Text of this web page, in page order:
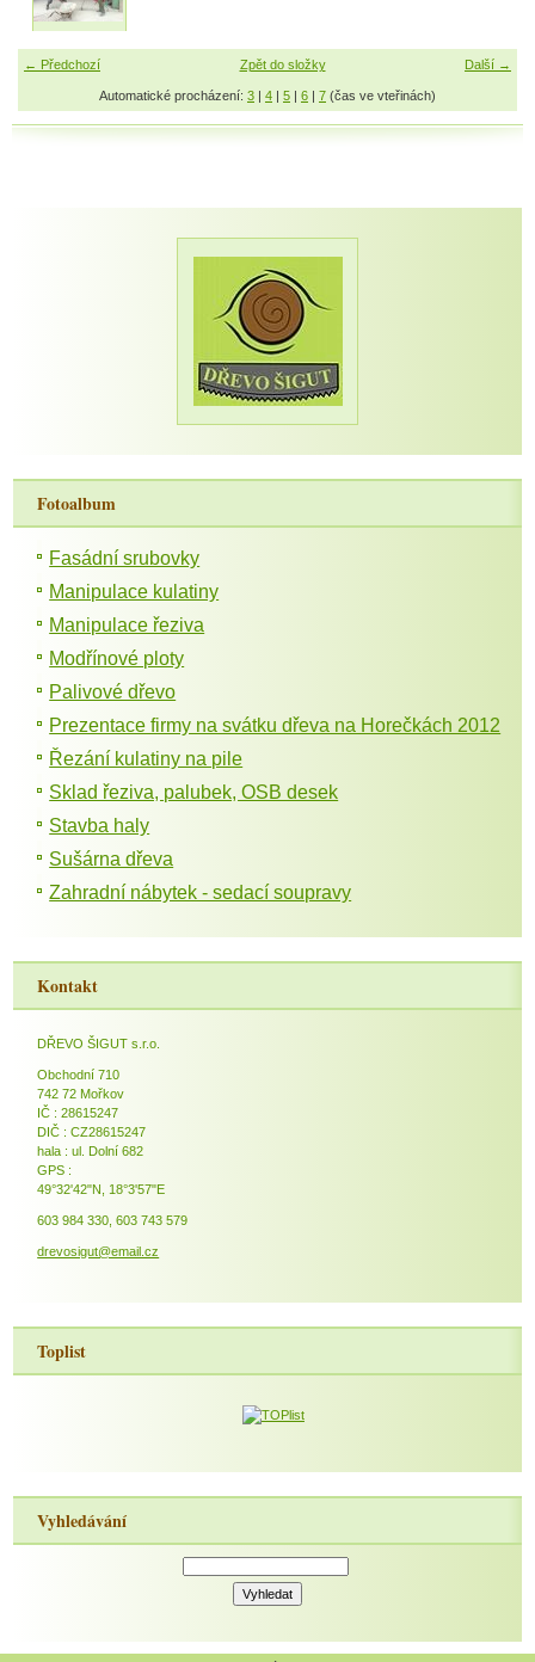
← Předchozí Další →
Zpět do složky
Automatické procházení: 3 | 4 | 5 | 6 | 7 (čas ve vteřinách)
Fotoalbum
Fasádní srubovky
Manipulace kulatiny
Manipulace řeziva
Modřínové ploty
Palivové dřevo
Prezentace firmy na svátku dřeva na Horečkách 2012
Řezání kulatiny na pile
Sklad řeziva, palubek, OSB desek
Stavba haly
Sušárna dřeva
Zahradní nábytek - sedací soupravy
Kontakt
DŘEVO ŠIGUT s.r.o.
Obchodní 710
742 72 Mořkov
IČ : 28615247
DIČ : CZ28615247
hala : ul. Dolní 682
GPS :
49°32'42"N, 18°3'57"E
603 984 330, 603 743 579
drevosigut@email.cz
Toplist
Vyhledávání